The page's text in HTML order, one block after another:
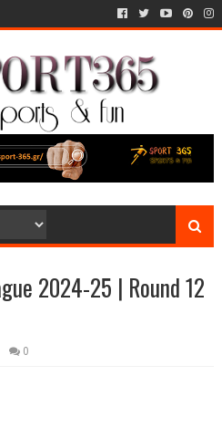
2024-25 | Round 12
0